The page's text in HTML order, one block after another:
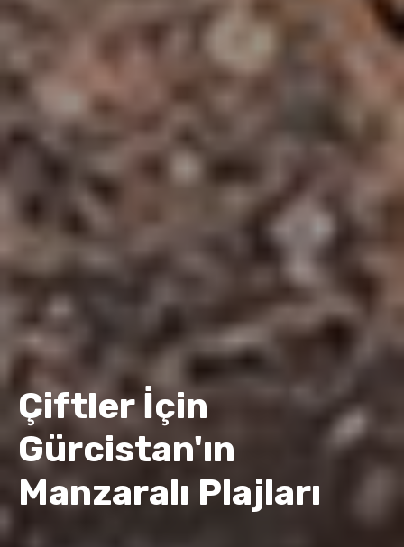
Çiftler İçin
Gürcistan'ın
Manzaralı Plajları